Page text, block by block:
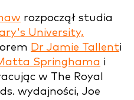
rozpoczął studia
University,
Dr Jamie Tallenti
Springhama i
w The Royal
wydajności, Joe